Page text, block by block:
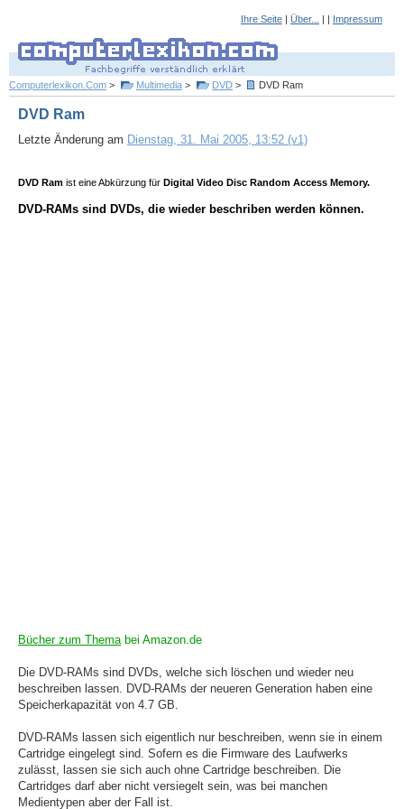
Ihre Seite | Über... | | Impressum
Computerlexikon.Com > Multimedia > DVD > DVD Ram
DVD Ram
Letzte Änderung am Dienstag, 31. Mai 2005, 13:52 (v1)
DVD Ram ist eine Abkürzung für Digital Video Disc Random Access Memory.
DVD-RAMs sind DVDs, die wieder beschriben werden können.
Bücher zum Themabei Amazon.de
Die DVD-RAMs sind DVDs, welche sich löschen und wieder neu
beschreiben lassen. DVD-RAMs der neueren Generation haben eine
Speicherkapazität von 4.7 GB.
DVD-RAMs lassen sich eigentlich nur beschreiben, wenn sie in einem
Cartridge eingelegt sind. Sofern es die Firmware des Laufwerks
zulässt, lassen sie sich auch ohne Cartridge beschreiben. Die
Cartridges darf aber nicht versiegelt sein, was bei manchen
Medientypen aber der Fall ist.